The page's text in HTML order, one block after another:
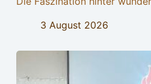
3 August 2026